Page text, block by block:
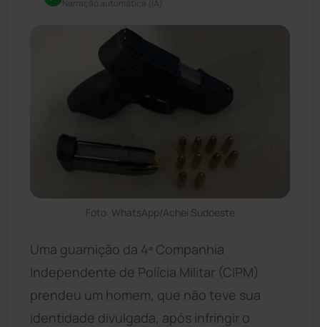
Narração automática (IA)
Foto: WhatsApp/Achei Sudoeste
Uma guarnição da 4ª Companhia
Independente de Polícia Militar (CIPM)
prendeu um homem, que não teve sua
identidade divulgada, após infringir o